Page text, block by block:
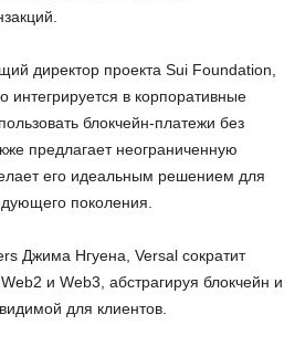
директор проекта Sui Foundation,
интегрируется в корпоративные
блокчейн-платежи без
предлагает неограниченную
его идеальным решением для
поколения.
Джима Нгуена, Versal сократит
и Web3, абстрагируя блокчейн и
для клиентов.